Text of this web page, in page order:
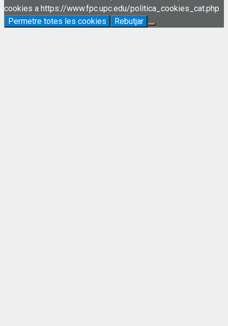
cookies a https://www.fpc.upc.edu/politica_cookies_cat.php
Permetre totes les cookies
Rebutjar